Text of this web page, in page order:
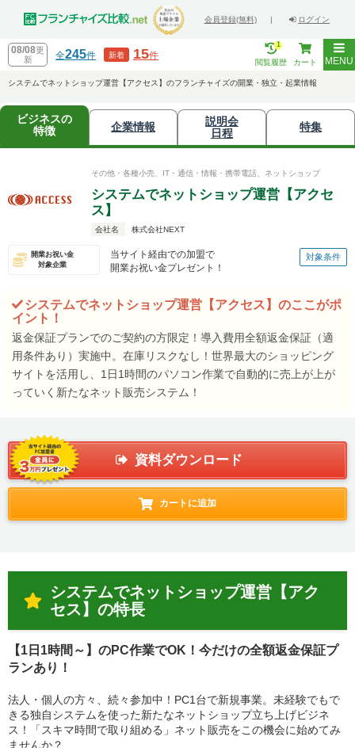
会員登録(無料) | ログイン
08/08更
新
全245件 新着 15件
1
閲覧履歴 カート MENU
システムでネットショップ運営【アクセス】のフランチャイズの開業・独立・起業情報
ビジネスの
特徴
企業情報
説明会
日程
特集
その他・各種小売、IT・通信・情報・携帯電話、ネットショップ
システムでネットショップ運営【アクセ
ス】
会社名 株式会社NEXT
開業お祝い金
対象企業
当サイト経由での加盟で
開業お祝い金プレゼント！
対象条件
システムでネットショップ運営【アクセス】のここがポ
イント！
返金保証プランでのご契約の方限定！導入費用全額返金保証（適
用条件あり）実施中。在庫リスクなし！世界最大のショッピング
サイトを活用し、1日1時間のパソコン作業で自動的に売上が上が
っていく新たなネット販売システム！
資料ダウンロード
カートに追加
システムでネットショップ運営【アク
セス】の特長
【1日1時間～】のPC作業でOK！今だけの全額返金保証プ
ランあり！
法人・個人の方々、続々参加中！PC1台で新規事業。未経験でもで
きる独自システムを使った新たなネットショップ立ち上げビジネ
ス！「スキマ時間で取り組める」ネット販売をこの機会に始めてみ
ませんか？